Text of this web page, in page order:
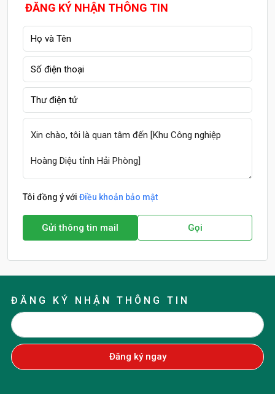
ĐĂNG KÝ NHẬN THÔNG TIN
Tôi đồng ý với Điều khoản bảo mật
Gửi thông tin mail Gọi
ĐĂNG KÝ NHẬN THÔNG TIN
Đăng ký ngay